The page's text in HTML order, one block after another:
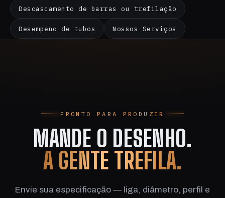
Descascamento de barras ou trefilação
Desempeno de tubos Nossos Serviços
PRONTO PARA PRODUZIR
MANDE O DESENHO.
A GENTE TREFILA.
Envie sua especificação — liga, diâmetro, perfil e